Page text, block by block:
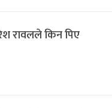
रावलले किन पिए